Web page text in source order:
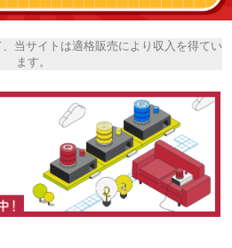
当サイトは適格販売により収入を得てい
ます。